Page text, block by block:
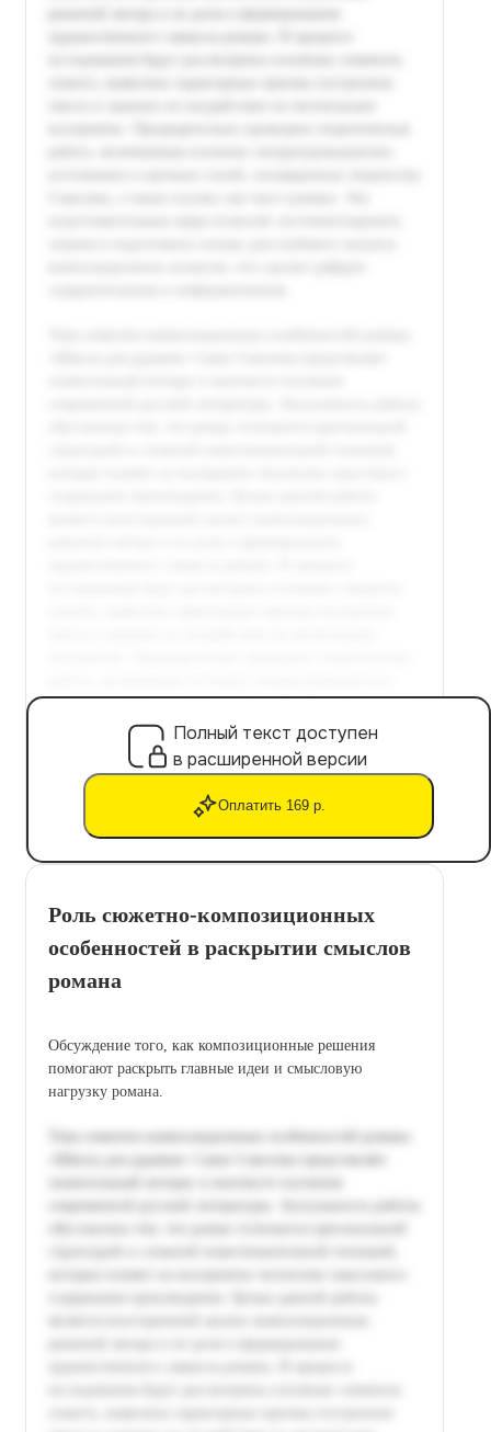
Полный текст доступен
в расширенной версии
Оплатить 169 р.
Роль сюжетно-композиционных
особенностей в раскрытии смыслов
романа
Обсуждение того, как композиционные решения
помогают раскрыть главные идеи и смысловую
нагрузку романа.